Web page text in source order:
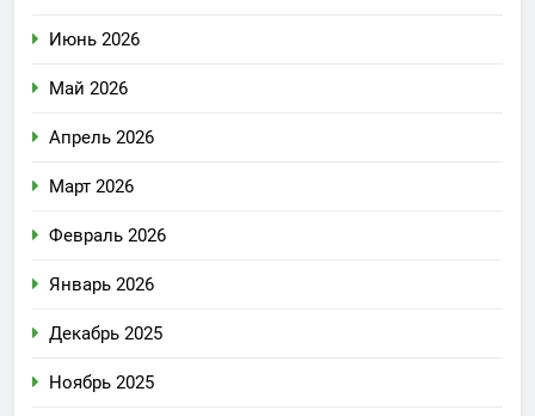
Июнь 2026
Май 2026
Апрель 2026
Март 2026
Февраль 2026
Январь 2026
Декабрь 2025
Ноябрь 2025